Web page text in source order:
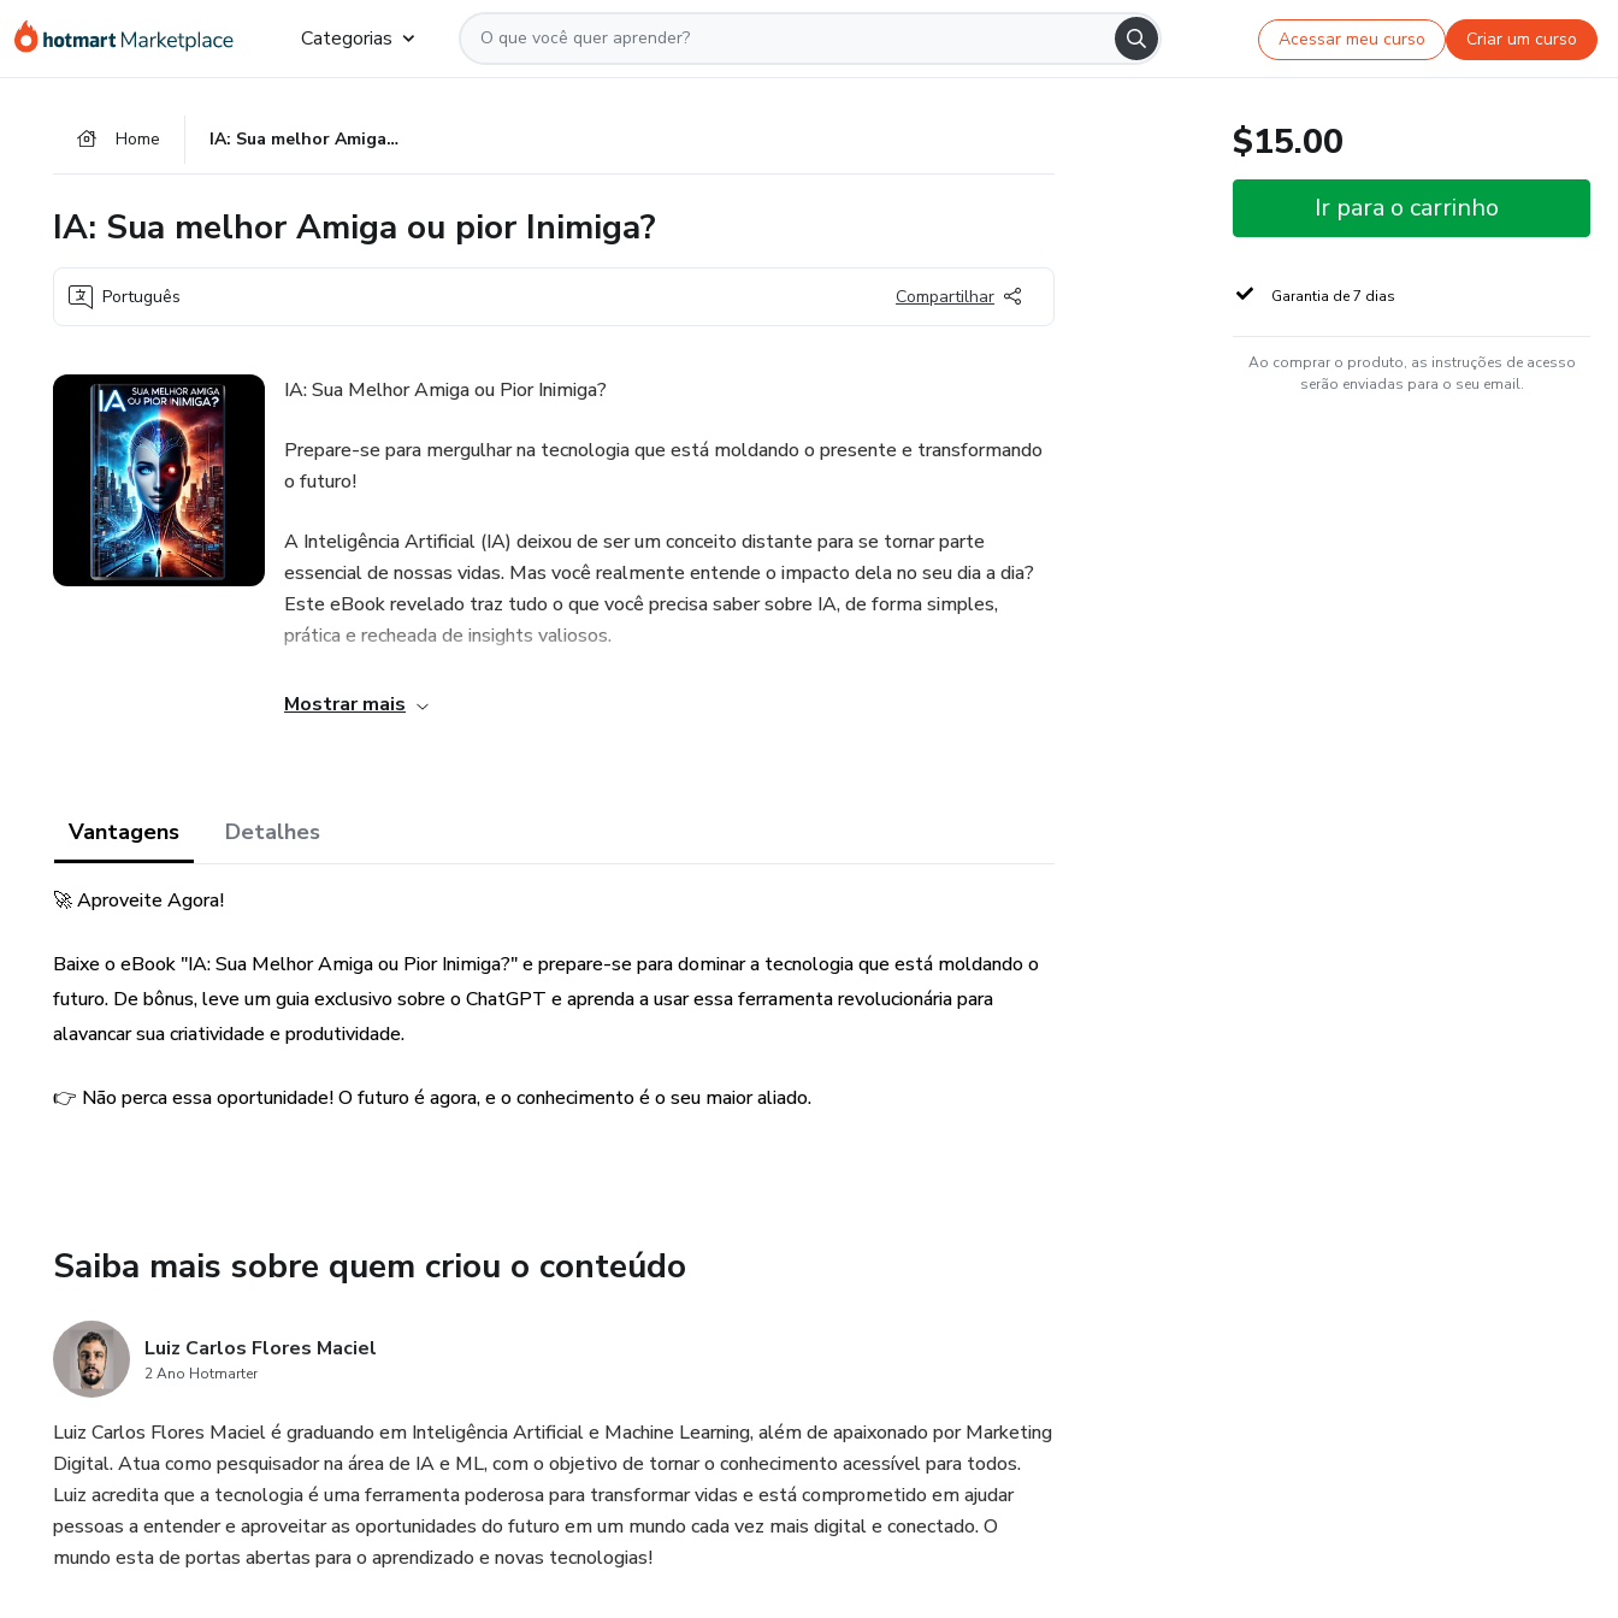
para
para
para
Categorias Acessar meu curso Criar um curso
Home IA: Sua melhor Amiga ou pior Inimiga?
IA: Sua melhor Amiga ou pior Inimiga?
Português Compartilhar
IA: Sua Melhor Amiga ou Pior Inimiga?
Prepare-se para mergulhar na tecnologia que está moldando o presente e transformando
o futuro!
A Inteligência Artificial (IA) deixou de ser um conceito distante para se tornar parte
essencial de nossas vidas. Mas você realmente entende o impacto dela no seu dia a dia?
Este eBook revelado traz tudo o que você precisa saber sobre IA, de forma simples,
prática e recheada de insights valiosos.
O que você vai encontrar neste e-book:
como ela está sendo aplicada em áreas como saúde, educação e negócios.
Saiba como a IA pode ser sua aliada em tarefas diárias, melhorar sua produtividade, ajudar
nos estudos e até simplificar sua rotina.
Incluímos dicas incríveis de ferramentas como o ChatGPT , que podem ajudá-lo a aprender
Quais são as inovações para o avanço da IA? Quais oportunidades e desafios estão por vir?
Descubra como se preparar para a revolução tecnológica que já está acontecendo.
E tem mais: bônus exclusivos para você!
Mostrar mais
Vantagens Detalhes
🚀 Aproveite Agora!
Baixe o eBook "IA: Sua Melhor Amiga ou Pior Inimiga?" e prepare-se para dominar a tecnologia que está moldando o
futuro. De bônus, leve um guia exclusivo sobre o ChatGPT e aprenda a usar essa ferramenta revolucionária para
alavancar sua criatividade e produtividade.
👉 Não perca essa oportunidade! O futuro é agora, e o conhecimento é o seu maior aliado.
Saiba mais sobre quem criou o conteúdo
Luiz Carlos Flores Maciel
2 Ano Hotmarter
Luiz Carlos Flores Maciel é graduando em Inteligência Artificial e Machine Learning, além de apaixonado por Marketing
Digital. Atua como pesquisador na área de IA e ML, com o objetivo de tornar o conhecimento acessível para todos.
Luiz acredita que a tecnologia é uma ferramenta poderosa para transformar vidas e está comprometido em ajudar
pessoas a entender e aproveitar as oportunidades do futuro em um mundo cada vez mais digital e conectado. O
mundo esta de portas abertas para o aprendizado e novas tecnologias!
$15.00
Ir para o carrinho
Garantia de 7 dias
Ao comprar o produto, as instruções de acesso
serão enviadas para o seu email.